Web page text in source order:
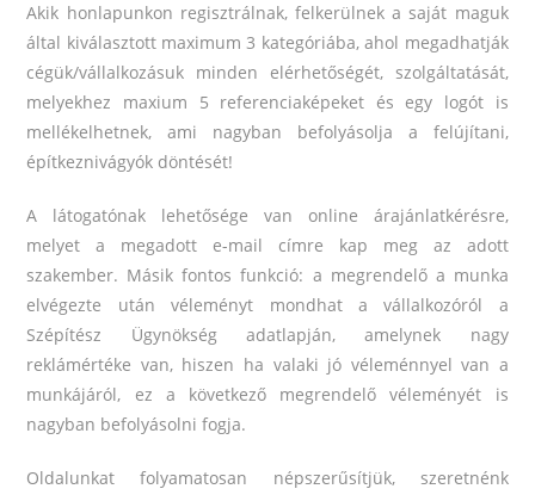
Akik honlapunkon regisztrálnak, felkerülnek a saját maguk
által kiválasztott maximum 3 kategóriába, ahol megadhatják
cégük/vállalkozásuk minden elérhetőségét, szolgáltatását,
melyekhez maxium 5 referenciaképeket és egy logót is
mellékelhetnek, ami nagyban befolyásolja a felújítani,
építkeznivágyók döntését!
A látogatónak lehetősége van online árajánlatkérésre,
melyet a megadott e-mail címre kap meg az adott
szakember. Másik fontos funkció: a megrendelő a munka
elvégezte után véleményt mondhat a vállalkozóról a
Szépítész Ügynökség adatlapján, amelynek nagy
reklámértéke van, hiszen ha valaki jó véleménnyel van a
munkájáról, ez a következő megrendelő véleményét is
nagyban befolyásolni fogja.
Oldalunkat folyamatosan népszerűsítjük, szeretnénk